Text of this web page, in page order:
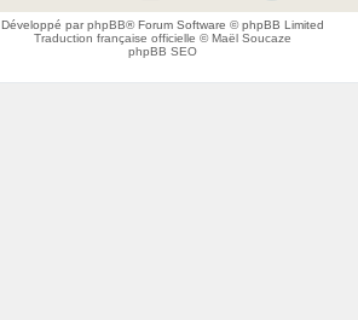
Développé parphpBB® Forum Software © phpBB Limited
Traduction française officielle ©Maël Soucaze
phpBB SEO